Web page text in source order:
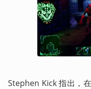
Stephen Kick 指出，